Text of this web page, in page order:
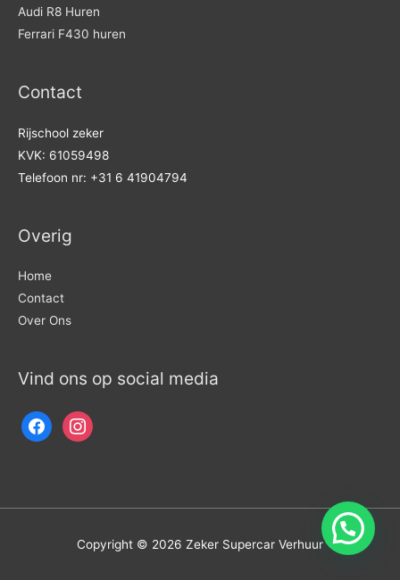
Audi R8 Huren
Ferrari F430 huren
Contact
Rijschool zeker
KVK: 61059498
Telefoon nr: +31 6 41904794
Overig
Home
Contact
Over Ons
Vind ons op social media
Copyright © 2026 Zeker Supercar Verhuur